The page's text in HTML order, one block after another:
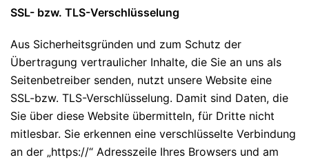
SSL- bzw. TLS-Verschlüsselung
Aus Sicherheitsgründen und zum Schutz der
Übertragung vertraulicher Inhalte, die Sie an uns als
Seitenbetreiber senden, nutzt unsere Website eine
SSL-bzw. TLS-Verschlüsselung. Damit sind Daten, die
Sie über diese Website übermitteln, für Dritte nicht
mitlesbar. Sie erkennen eine verschlüsselte Verbindung
an der „https://“ Adresszeile Ihres Browsers und am